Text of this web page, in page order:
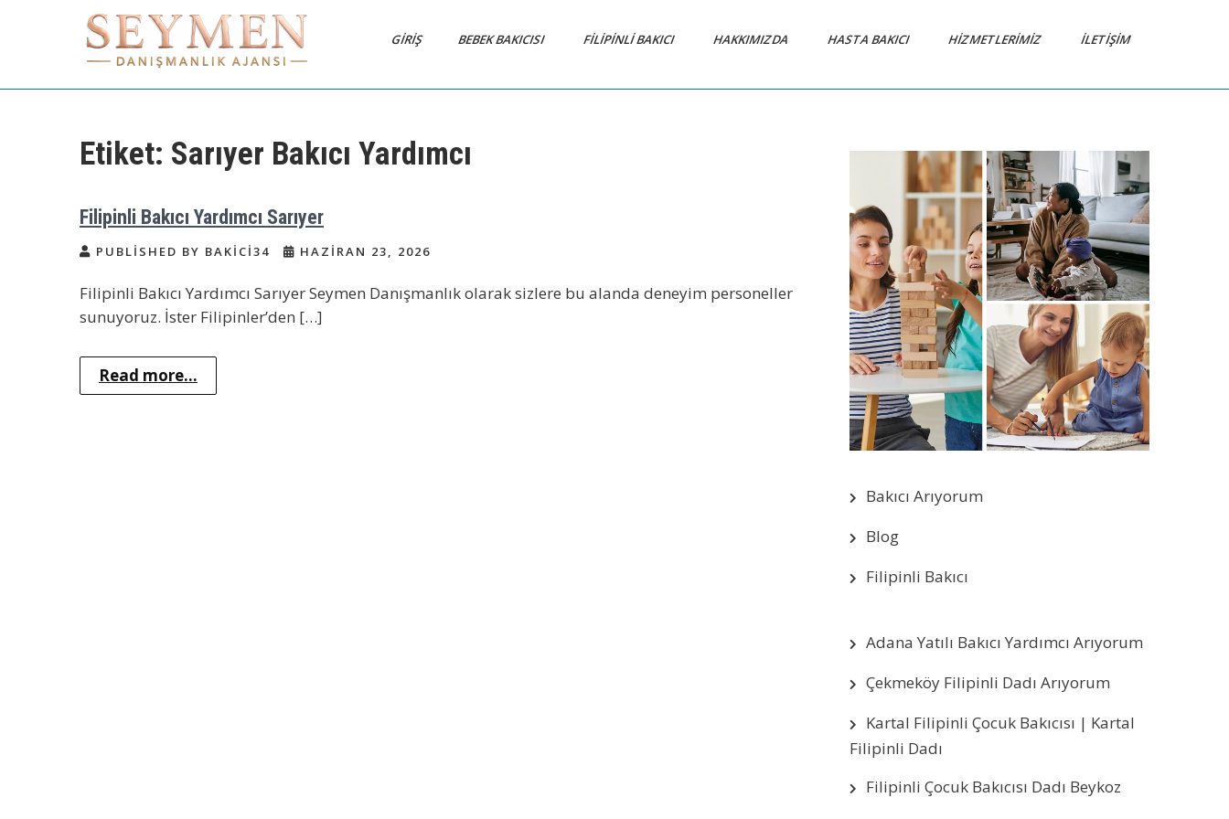
Seymen Danışmanlık |
Bakıcı Yardımcı Danışmanlık
GIRIŞ BEBEK BAKICISI FİLİPİNLİ BAKICI HAKKIMIZDA HASTA BAKICI HIZMETLERIMIZ İLETIŞIM
Etiket: Sarıyer Bakıcı Yardımcı
Filipinli Bakıcı Yardımcı Sarıyer
PUBLISHED BY BAKICI34 HAZIRAN 23, 2026
Filipinli Bakıcı Yardımcı Sarıyer Seymen Danışmanlık olarak sizlere bu alanda deneyim personeller
sunuyoruz. İster Filipinler’den […]
Read more...
Bakıcı Arıyorum
Blog
Filipinli Bakıcı
Adana Yatılı Bakıcı Yardımcı Arıyorum
Çekmeköy Filipinli Dadı Arıyorum
Kartal Filipinli Çocuk Bakıcısı | Kartal
Filipinli Dadı
Filipinli Çocuk Bakıcısı Dadı Beykoz